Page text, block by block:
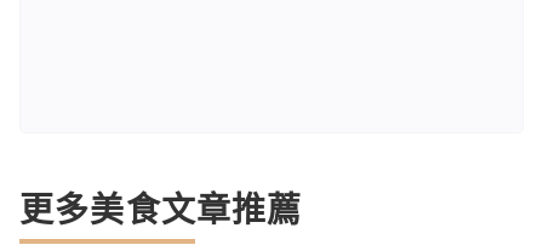
更多美食文章推薦